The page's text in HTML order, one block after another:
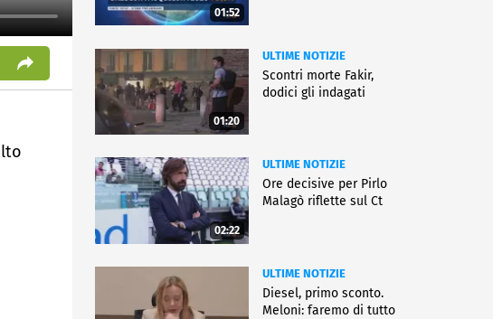
01:52
01:20
ULTIME NOTIZIE
Scontri morte Fakir,
dodici gli indagati
02:22
ULTIME NOTIZIE
Ore decisive per Pirlo
Malagò riflette sul Ct
ULTIME NOTIZIE
Diesel, primo sconto.
Meloni: faremo di tutto